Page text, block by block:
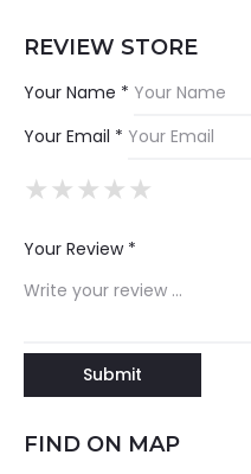
REVIEW STORE
Your Name *
Your Email *
★
★★
★★★
★★★★
★★★★★
Your Review *
FIND ON MAP